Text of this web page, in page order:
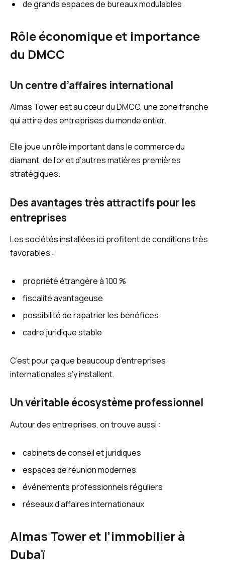
de grands espaces de bureaux modulables
Rôle économique et importance
du DMCC
Un centre d’affaires international
Almas Tower est au cœur du DMCC, une zone franche
qui attire des entreprises du monde entier.
Elle joue un rôle important dans le commerce du
diamant, de l’or et d’autres matières premières
stratégiques.
Des avantages très attractifs pour les
entreprises
Les sociétés installées ici profitent de conditions très
favorables :
propriété étrangère à 100 %
fiscalité avantageuse
possibilité de rapatrier les bénéfices
cadre juridique stable
C’est pour ça que beaucoup d’entreprises
internationales s’y installent.
Un véritable écosystème professionnel
Autour des entreprises, on trouve aussi :
cabinets de conseil et juridiques
espaces de réunion modernes
événements professionnels réguliers
réseaux d’affaires internationaux
Almas Tower et l’immobilier à
Dubaï